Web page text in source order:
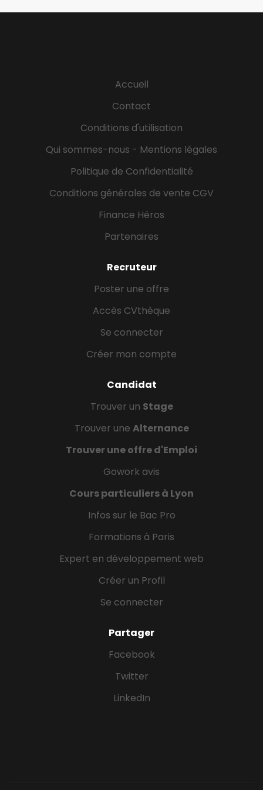
axes de développement définis par la direction
Distribuer des flyers auprès des commerces de
paramédical, …) et se faire connaitre sur le
territoire 2-Renseignement des prospects et
Accueil
Contact
Conditions d'utilisation
Qui sommes-nous - Mentions légales
Politique de Confidentialité
Conditions générales de vente CGV
Finance Héros
Partenaires
Recruteur
Poster une offre
Accès CVthèque
Se connecter
Créer mon compte
Candidat
Trouver un Stage
Trouver une Alternance
Trouver une offre d'Emploi
Gowork avis
Cours particuliers à Lyon
Infos sur le Bac Pro
Formations à Paris
Expert en développement web
Créer un Profil
Se connecter
Partager
Facebook
Twitter
LinkedIn